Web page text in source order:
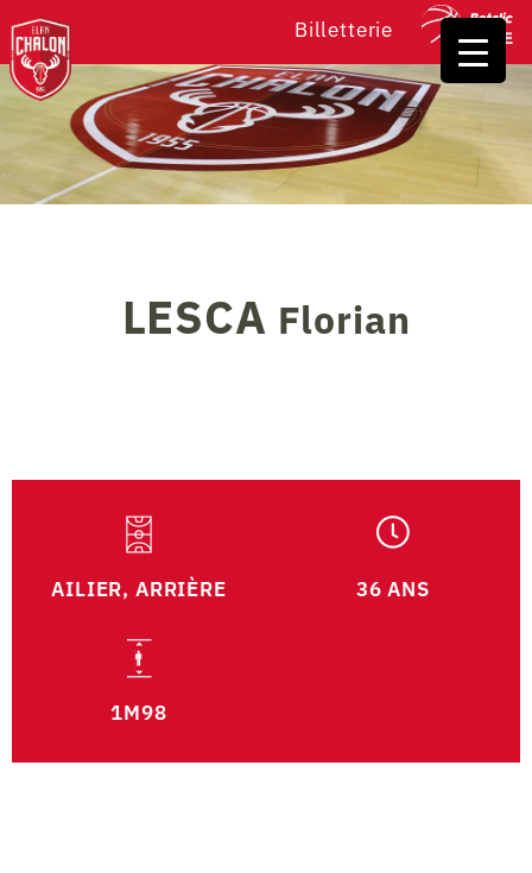
Billetterie
LESCA Florian
AILIER, ARRIÈRE 36 ANS
1M98